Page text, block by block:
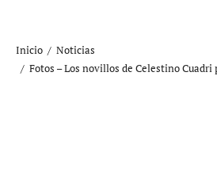
Inicio
Noticias
Fotos – Los novillos de Celestino